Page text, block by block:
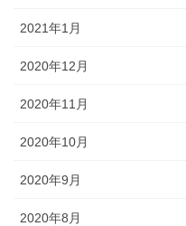
2021年1月
2020年12月
2020年11月
2020年10月
2020年9月
2020年8月